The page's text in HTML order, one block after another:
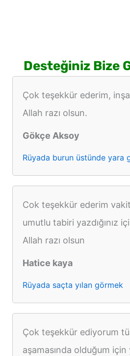
Desteğiniz Bize
Çok teşekkür ederim,
Allah razı olsun.
Gökçe Aksoy
Rüyada burun üstünde yara
Cok teşekkür ederim vakit
umutlu tabiri yazdığınız
Allah razı olsun
Hatice kaya
Rüyada saçta yılan görmek
Çok teşekkür ediyorum
aşamasında olduğum